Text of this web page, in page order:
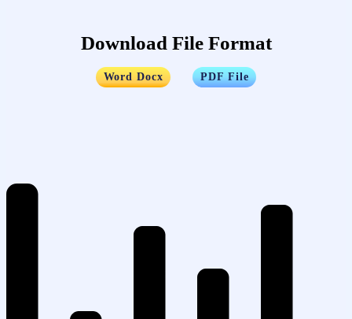
Download File Format
Word Docx ….. PDF File